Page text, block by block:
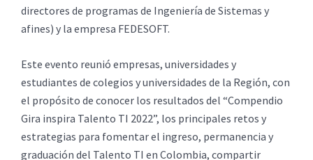
directores de programas de Ingeniería de Sistemas y
afines) y la empresa FEDESOFT.
Este evento reunió empresas, universidades y
estudiantes de colegios y universidades de la Región, con
el propósito de conocer los resultados del “Compendio
Gira inspira Talento TI 2022”, los principales retos y
estrategias para fomentar el ingreso, permanencia y
graduación del Talento TI en Colombia, compartir